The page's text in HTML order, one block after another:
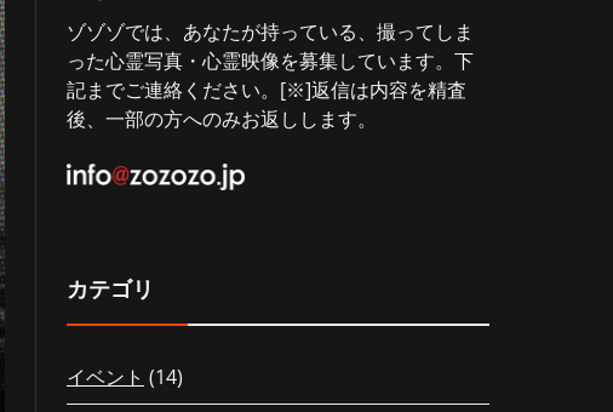
ゾゾゾでは、あなたが持っている、撮ってしま
った心霊写真・心霊映像を募集しています。下
記までご連絡ください。[※]返信は内容を精査
後、一部の方へのみお返しします。
カテゴリ
イベント (14)